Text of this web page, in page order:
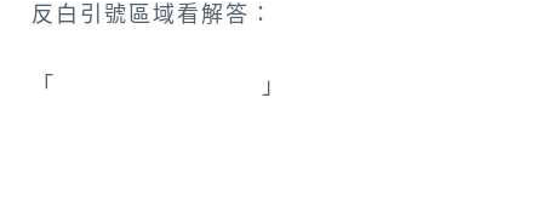
反白引號區域看解答：
「 」